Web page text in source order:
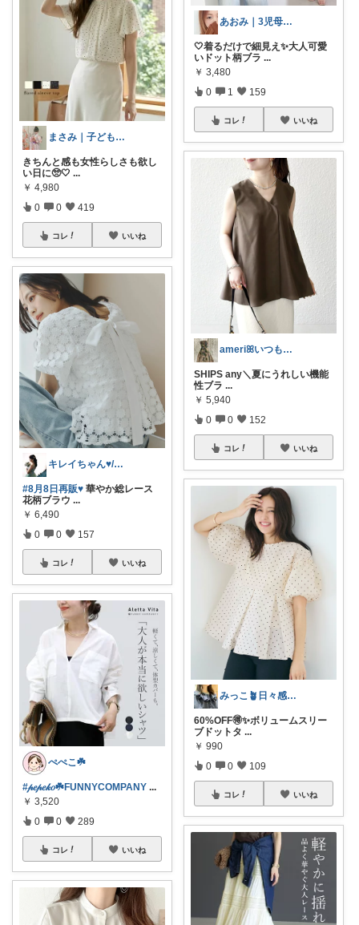
まさみ｜子ども服・水着・季節グッズ🫶
きちんと感も女性らしさも欲し
い日に🥺🤍 ...
￥ 4,980
0 0 419
コレ いいね
キレイちゃん♥/少しずつ復帰
#8月8日再販♥ 華やか総レース
花柄ブラウ ...
￥ 6,490
0 0 157
コレ いいね
ぺぺこ☘️
#𝓅𝑒𝓅𝑒𝓀𝑜☘️FUNNYCOMPANY ...
￥ 3,520
0 0 289
コレ いいね
あおみ｜3児母のゆる丁寧な暮らし🏠
🤍着るだけで細見え✨大人可愛
いドット柄ブラ ...
￥ 3,480
0 1 159
コレ いいね
ameriꕤいつもありがとう
SHIPS any＼夏にうれしい機能
性ブラ ...
￥ 5,940
0 0 152
コレ いいね
みっこ🪴日々感謝🌷いいね上限🙏
60%OFF🉐✨ボリュームスリー
ブドットタ ...
￥ 990
0 0 109
コレ いいね